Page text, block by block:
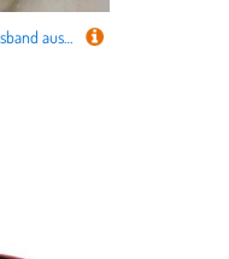
TPIONEER Robustes Hundehalsband aus Gold, 15 mm breite kubanische Gliederkette, modisches Schmuckaccessoire für große Hunde